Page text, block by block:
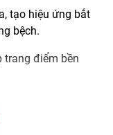
tạo hiệu ứng bắt
bệch.
trang điểm bền